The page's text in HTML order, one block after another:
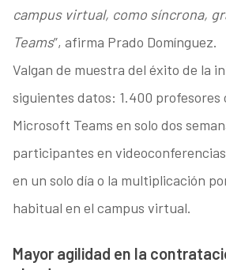
campus virtual, como síncrona,
Teams”, afirma Prado Domínguez.
Valgan de muestra del éxito de la
siguientes datos: 1.400 profesores
Microsoft Teams en solo dos
participantes en
en un solo día o la multiplicación
habitual en el campus virtual.
Mayor agilidad en la